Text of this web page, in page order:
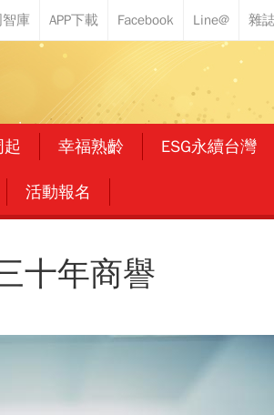
幸福熟齡 ESG永續台灣
活動報名
十年商譽